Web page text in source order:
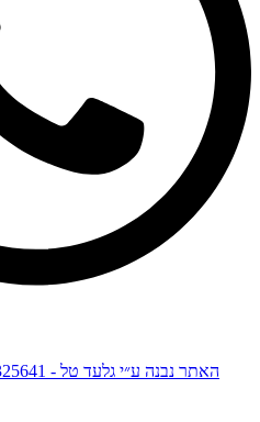
© All Rights Reserved. - האתר נבנה ע״י גלעד טל - 0544-325641